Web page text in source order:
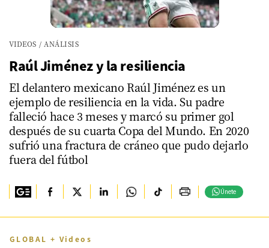
00:00/01:17
VIDEOS / ANÁLISIS
Raúl Jiménez y la resiliencia
El delantero mexicano Raúl Jiménez es un
ejemplo de resiliencia en la vida. Su padre
falleció hace 3 meses y marcó su primer gol
después de su cuarta Copa del Mundo. En 2020
sufrió una fractura de cráneo que pudo dejarlo
fuera del fútbol
Únete
GLOBAL + Videos